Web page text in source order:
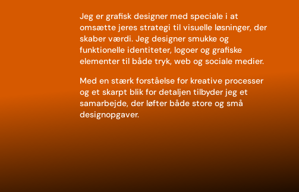
Jeg er grafisk designer med speciale i at
omsætte jeres strategi til visuelle løsninger, der
skaber værdi. Jeg designer smukke og
funktionelle identiteter, logoer og grafiske
elementer til både tryk, web og sociale medier.
Med en stærk forståelse for kreative processer
og et skarpt blik for detaljen tilbyder jeg et
samarbejde, der løfter både store og små
designopgaver.